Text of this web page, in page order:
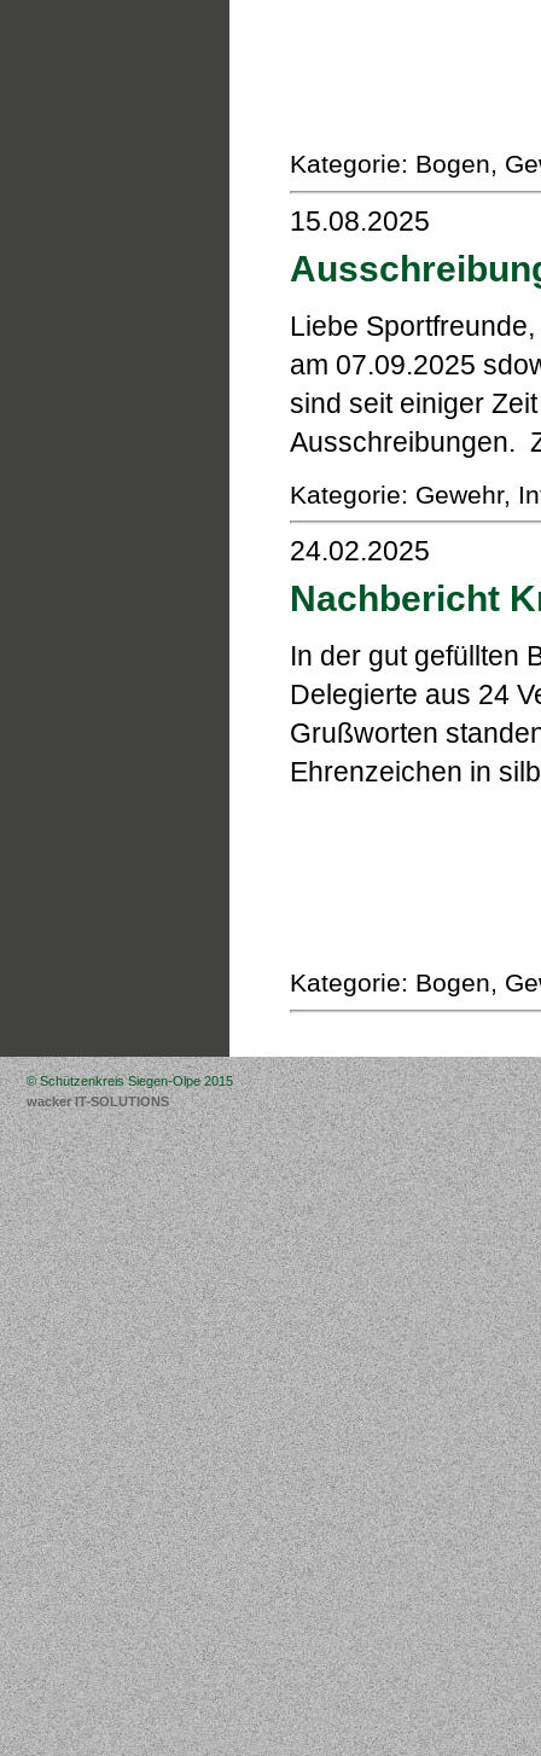
Kategorie: Bogen,
15.08.2025
Liebe
am 07.09.2025
sind seit einiger
Ausschreibungen.
Kategorie: Gewehr,
24.02.2025
Nachbericht
In der gut gefüllten
Delegierte aus 24
Grußworten
Ehrenzeichen in
Kategorie: Bogen,
© Schützenkreis Siegen-Olpe 2015
wacker IT-SOLUTIONS